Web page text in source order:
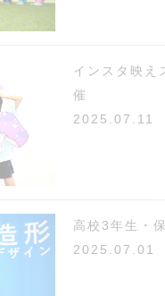
インスタ映
催
2025.07.11
高校3年生・
2025.07.01